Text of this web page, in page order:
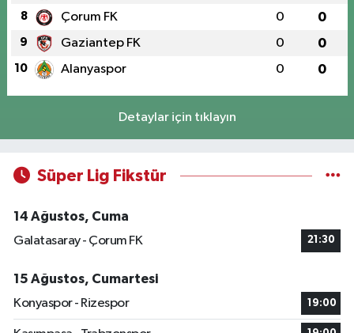
8 Çorum FK 0 0
9 Gaziantep FK 0 0
10 Alanyaspor 0 0
Detaylar için tıklayın
Süper Lig Fikstür
14 Ağustos, Cuma
Galatasaray - Çorum FK
21:30
15 Ağustos, Cumartesi
Konyaspor - Rizespor
19:00